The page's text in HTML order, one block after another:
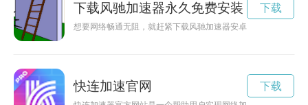
下载风驰加速器永久免费安装
想要网络畅通无阻，就赶紧下载风驰加速器安卓版！它能帮你
下载
快连加速官网 下载